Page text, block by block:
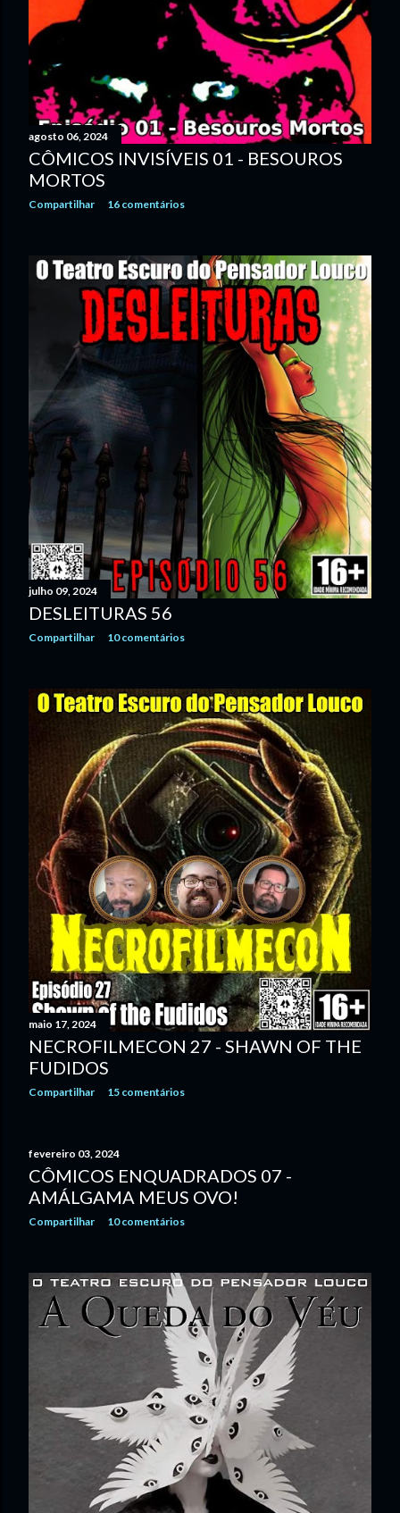
agosto 06, 2024
CÔMICOS INVISÍVEIS 01 - BESOUROS
MORTOS
Compartilhar 16 comentários
julho 09, 2024
DESLEITURAS 56
Compartilhar 10 comentários
maio 17, 2024
NECROFILMECON 27 - SHAWN OF THE
FUDIDOS
Compartilhar 15 comentários
fevereiro 03, 2024
CÔMICOS ENQUADRADOS 07 -
AMÁLGAMA MEUS OVO!
Compartilhar 10 comentários